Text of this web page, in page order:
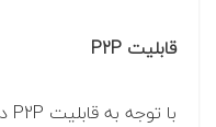
قابلیت P2P